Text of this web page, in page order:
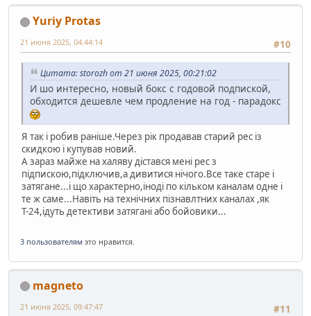
Yuriy Protas
#10
21 июня 2025, 04:44:14
Цитата: storozh от 21 июня 2025, 00:21:02
И шо интересно, новый бокс с годовой подпиской,
обходится дешевле чем продление на год - парадокс
Я так і робив раніше.Через рік продавав старий рес із
скидкою і купував новий.
А зараз майже на халяву дістався мені рес з
підпискою,підключив,а дивитися нічого.Все таке старе і
затягане...і що характерно,іноді по кільком каналам одне і
те ж саме...Навіть на технічних пізнавлтних каналах ,як
Т-24,ідуть детективи затягані або бойовики...
3 пользователям это нравится.
magneto
#11
21 июня 2025, 09:47:47